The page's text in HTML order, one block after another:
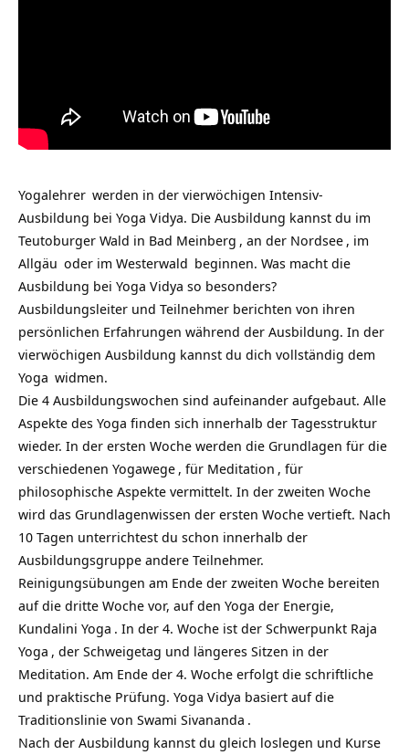
Yogalehrer werden in der vierwöchigen Intensiv-
Ausbildung bei Yoga Vidya. Die Ausbildung kannst du im
Teutoburger Wald in Bad Meinberg , an der Nordsee , im
Allgäu oder im Westerwald beginnen. Was macht die
Ausbildung bei Yoga Vidya so besonders?
Ausbildungsleiter und Teilnehmer berichten von ihren
persönlichen Erfahrungen während der Ausbildung. In der
vierwöchigen Ausbildung kannst du dich vollständig dem
Yoga widmen.
Die 4 Ausbildungswochen sind aufeinander aufgebaut. Alle
Aspekte des Yoga finden sich innerhalb der Tagesstruktur
wieder. In der ersten Woche werden die Grundlagen für die
verschiedenen Yogawege , für Meditation , für
philosophische Aspekte vermittelt. In der zweiten Woche
wird das Grundlagenwissen der ersten Woche vertieft. Nach
10 Tagen unterrichtest du schon innerhalb der
Ausbildungsgruppe andere Teilnehmer.
Reinigungsübungen am Ende der zweiten Woche bereiten
auf die dritte Woche vor, auf den Yoga der Energie,
Kundalini Yoga . In der 4. Woche ist der Schwerpunkt Raja
Yoga , der Schweigetag und längeres Sitzen in der
Meditation. Am Ende der 4. Woche erfolgt die schriftliche
und praktische Prüfung. Yoga Vidya basiert auf die
Traditionslinie von Swami Sivananda .
Nach der Ausbildung kannst du gleich loslegen und Kurse